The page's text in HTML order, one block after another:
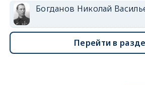
Богданов Николай
Перейти в